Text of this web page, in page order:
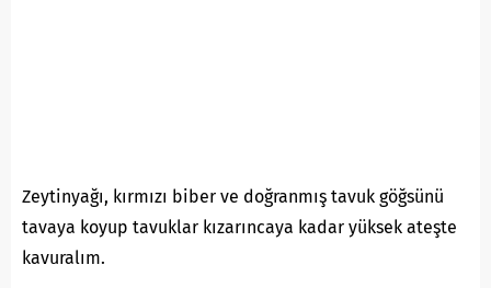
Zeytinyağı, kırmızı biber ve doğranmış tavuk göğsünü
tavaya koyup tavuklar kızarıncaya kadar yüksek ateşte
kavuralım.